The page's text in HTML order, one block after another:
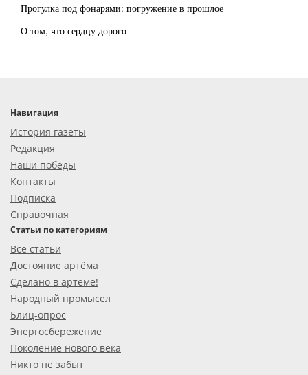
Прогулка под фонарями: погружение в прошлое
О том, что сердцу дорого
Навигация
История газеты
Редакция
Наши победы
Контакты
Подписка
Справочная
Статьи по категориям
Все статьи
Достояние артёма
Сделано в артёме!
Народный промысел
Блиц-опрос
Энергосбережение
Поколение нового века
Никто не забыт